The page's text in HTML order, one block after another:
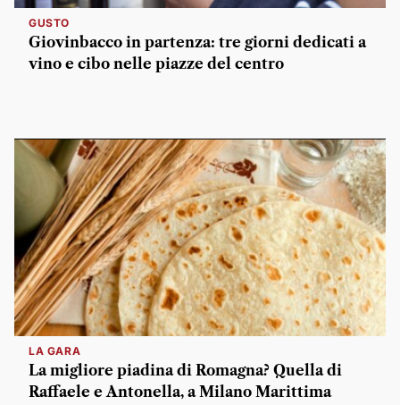
GUSTO
Giovinbacco in partenza: tre giorni dedicati a
vino e cibo nelle piazze del centro
LA GARA
La migliore piadina di Romagna? Quella di
Raffaele e Antonella, a Milano Marittima